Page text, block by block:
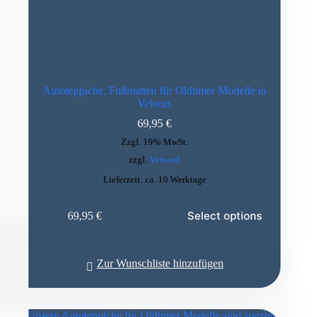
Autoteppiche, Fußmatten für Oldtimer Modelle in
Velours
69,95€
Zzgl. 19% MwSt.
zzgl.Versand
Lieferzeit: ca. 10 Werktage
69,95 € Select options
Zur Wunschliste hinzufügen